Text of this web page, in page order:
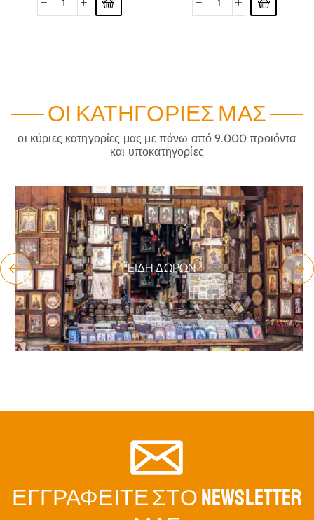
ΟΙ ΚΑΤΗΓΟΡΊΕΣ ΜΑΣ
οι κύριες κατηγορίες μας με πάνω από 9.000 προϊόντα
και υποκατηγορίες
ΕΊΔΗ ΔΏΡΩΝ
ΕΓΓΡΑΦΕΊΤΕ ΣΤΟ NEWSLETTER